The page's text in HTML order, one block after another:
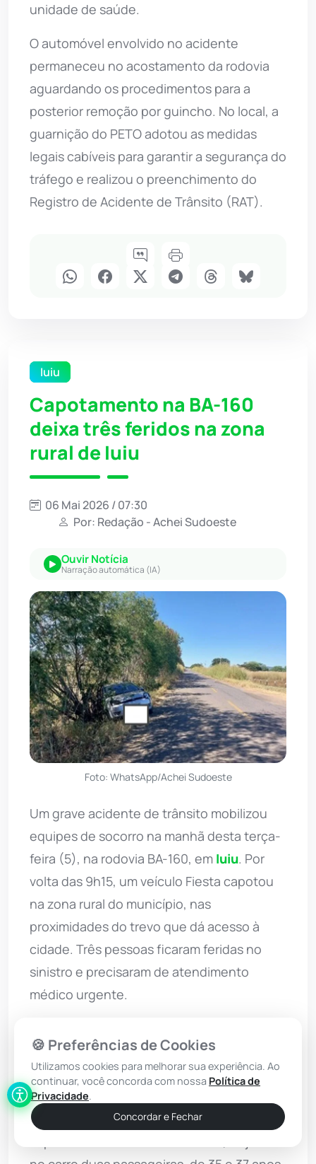
unidade de saúde.
O automóvel envolvido no acidente
permaneceu no acostamento da rodovia
aguardando os procedimentos para a
posterior remoção por guincho. No local, a
guarnição do PETO adotou as medidas
legais cabíveis para garantir a segurança do
tráfego e realizou o preenchimento do
Registro de Acidente de Trânsito (RAT).
Iuiu
Capotamento na BA-160
deixa três feridos na zona
rural de Iuiu
06 Mai 2026 / 07:30
Por: Redação - Achei Sudoeste
Ouvir Notícia
Narração automática (IA)
Foto: WhatsApp/Achei Sudoeste
Um grave acidente de trânsito mobilizou
equipes de socorro na manhã desta terça-
feira (5), na rodovia BA-160, em Iuiu. Por
volta das 9h15, um veículo Fiesta capotou
na zona rural do município, nas
proximidades do trevo que dá acesso à
cidade. Três pessoas ficaram feridas no
sinistro e precisaram de atendimento
médico urgente.
de Polícia Militar(BPM), que atendeu à
ocorrência, o condutor do automóvel, um
homem de 40 anos, teria perdido o
controle da direção, o que causou o
🍪 Preferências de Cookies
Utilizamos cookies para melhorar sua experiência. Ao
continuar, você concorda com nossa Política de
Privacidade.
Concordar e Fechar